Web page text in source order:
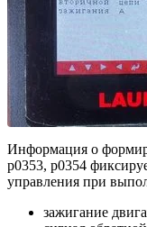
Информация о
р0353, р0354
управления при
зажигание